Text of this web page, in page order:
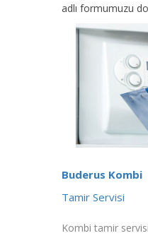
adlı formumuzu
Buderus Kombi
Tamir Servisi
Kombi tamir